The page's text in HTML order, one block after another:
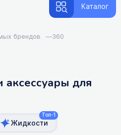
Каталог
брендов —360
аксессуары для
Топ-1
Жидкости